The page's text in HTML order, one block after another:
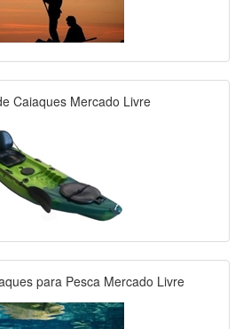
Caiaques Mercado Livre
para Pesca Mercado Livre